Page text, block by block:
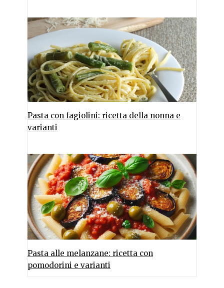
Pasta con fagiolini: ricetta della nonna e
varianti
Pasta alle melanzane: ricetta con
pomodorini e varianti